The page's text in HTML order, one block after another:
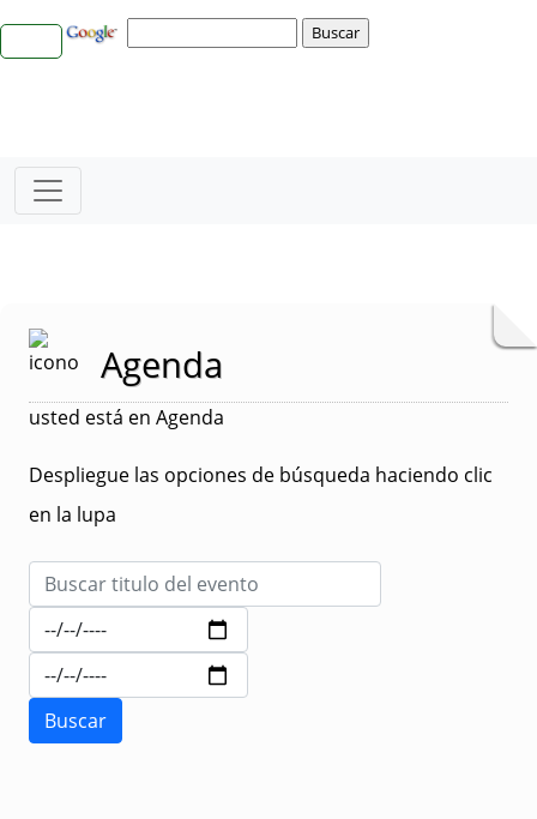
Agenda
usted está en Agenda
Despliegue las opciones de búsqueda haciendo clic
en la lupa